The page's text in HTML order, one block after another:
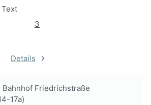
3
Details
Bahnhof Friedrichstraße
17a)